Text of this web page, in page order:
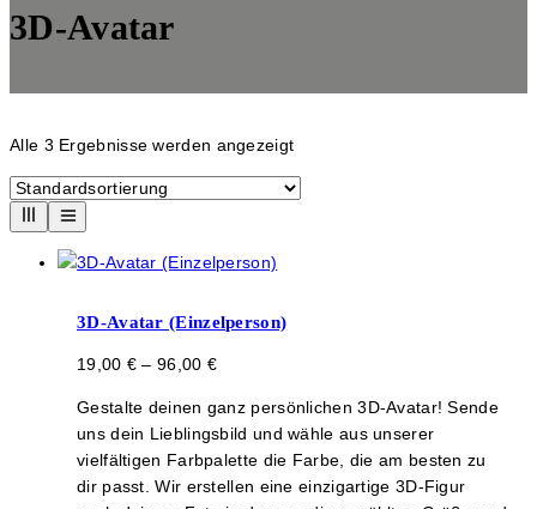
3D-Avatar
Alle 3 Ergebnisse werden angezeigt
3D-Avatar (Einzelperson)
19,00 € –96,00 €
Gestalte deinen ganz persönlichen 3D-Avatar! Sende
uns dein Lieblingsbild und wähle aus unserer
vielfältigen Farbpalette die Farbe, die am besten zu
dir passt. Wir erstellen eine einzigartige 3D-Figur